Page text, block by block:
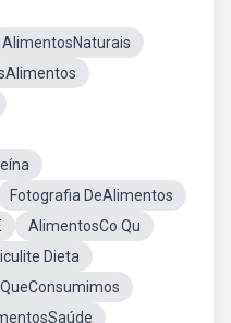
AlimentosNaturais
Fotografia DeAlimentos
AlimentosCo Qu
Dieta